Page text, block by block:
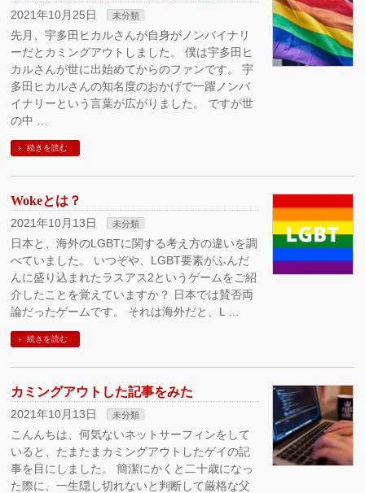
2021年10月25日 未分類
先月、宇多田ヒカルさんが自身がノンバイナリ
ーだとカミングアウトしました。 僕は宇多田ヒ
カルさんが世に出始めてからのファンです。 宇
多田ヒカルさんの知名度のおかげで一躍ノンバ
イナリーという言葉が広がりました。 ですが世
の中 …
続きを読む
Wokeとは？
2021年10月13日 未分類
日本と、海外のLGBTに関する考え方の違いを調
べていました。 いつぞや、LGBT要素がふんだ
んに盛り込まれたラスアス2というゲームをご紹
介したことを覚えていますか？ 日本では賛否両
論だったゲームです。 それは海外だと、L …
続きを読む
カミングアウトした記事をみた
2021年10月13日 未分類
こんんちは、何気ないネットサーフィンをして
いると、たまたまカミングアウトしたゲイの記
事を目にしました。 簡潔にかくと二十歳になっ
た際に、一生隠し切れないと判断して厳格な父